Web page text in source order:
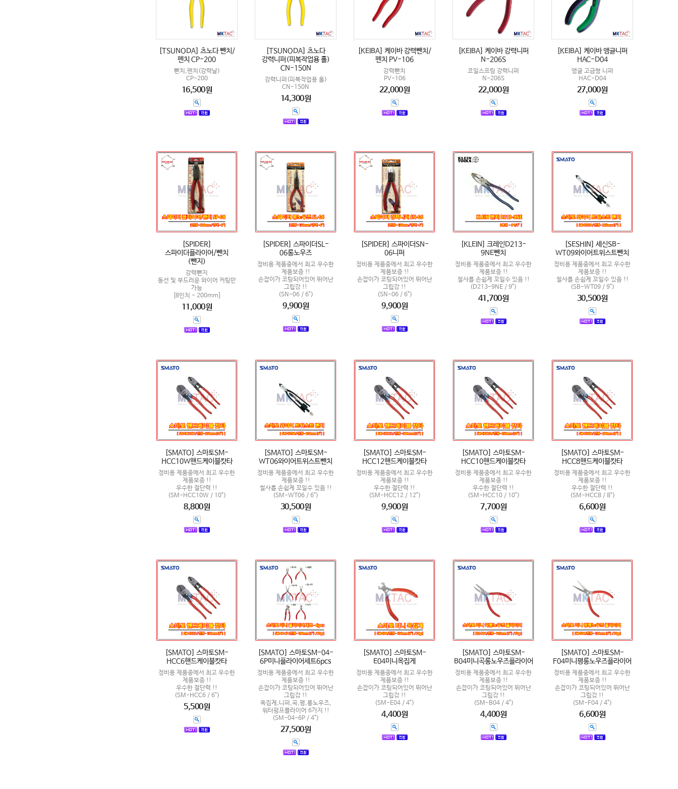
[TSUNODA] 츠노다 뺀치/
펜치 CP-200
뺀치,펜치(강력날)
CP-200
16,500원
[TSUNODA] 츠노다
강력니퍼(피복작업용 홀)
CN-150N
강력니퍼(피복작업용 홀)
CN-150N
14,300원
[KEIBA] 케이바 강력뺀치/
펜치 PV-106
강력뺀치
PV-106
22,000원
[KEIBA] 케이바 강력니퍼
N-206S
코일스프링 강력니퍼
N-206S
22,000원
[KEIBA] 케이바 앵글니퍼
HAC-D04
앵글 고급형 니퍼
HAC-D04
27,000원
[SPIDER]
스파이더플라이어/뺀치
(뺀지)
강력뺀지
동선 및 부드러운 와이어 커팅만
가능
[8인치 - 200mm]
11,000원
[SPIDER] 스파이더SL-
06롱노우즈
정비용 제품중에서 최고 우수한
제품보증 !!
손잡이가 코팅되어있어 뛰어난
그립감 !!
(SN-06 / 6")
9,900원
[SPIDER] 스파이더SN-
06니퍼
정비용 제품중에서 최고 우수한
제품보증 !!
손잡이가 코팅되어있어 뛰어난
그립감 !!
(SN-06 / 6")
9,900원
[KLEIN] 크레인D213-
9NE뺀치
정비용 제품중에서 최고 우수한
제품보증 !!
철사를 손쉽게 꼬일수 있음 !!
(D213-9NE / 9")
41,700원
[SESHIN] 세신SB-
WT09와이어트위스트뺀치
정비용 제품중에서 최고 우수한
제품보증 !!
철사를 손쉽게 꼬일수 있음 !!
(SB-WT09 / 9")
30,500원
[SMATO] 스마토SM-
HCC10W핸드케이블캇타
정비용 제품중에서 최고 우수한
제품보증 !!
우수한 절단력 !!
(SM-HCC10W / 10")
8,800원
[SMATO] 스마토SM-
WT06와이어트위스트뺀치
정비용 제품중에서 최고 우수한
제품보증 !!
철사를 손쉽게 꼬일수 있음 !!
(SM-WT06 / 6")
30,500원
[SMATO] 스마토SM-
HCC12핸드케이블캇타
정비용 제품중에서 최고 우수한
제품보증 !!
우수한 절단력 !!
(SM-HCC12 / 12")
9,900원
[SMATO] 스마토SM-
HCC10핸드케이블캇타
정비용 제품중에서 최고 우수한
제품보증 !!
우수한 절단력 !!
(SM-HCC10 / 10")
7,700원
[SMATO] 스마토SM-
HCC8핸드케이블캇타
정비용 제품중에서 최고 우수한
제품보증 !!
우수한 절단력 !!
(SM-HCC8 / 8")
6,600원
[SMATO] 스마토SM-
HCC6핸드케이블캇타
정비용 제품중에서 최고 우수한
제품보증 !!
우수한 절단력 !!
(SM-HCC6 / 6")
5,500원
[SMATO] 스마토SM-04-
6P미니플라이어세트6pcs
정비용 제품중에서 최고 우수한
제품보증 !!
손잡이가 코팅되어있어 뛰어난
그립감 !!
옥집게,니퍼,곡,평,롱노우즈,
워터펌프플라이어 6가지 !!
(SM-04-6P / 4")
27,500원
[SMATO] 스마토SM-
E04미니옥집게
정비용 제품중에서 최고 우수한
제품보증 !!
손잡이가 코팅되어있어 뛰어난
그립감 !!
(SM-E04 / 4")
4,400원
[SMATO] 스마토SM-
B04미니곡롱노우즈플라이어
정비용 제품중에서 최고 우수한
제품보증 !!
손잡이가 코팅되어있어 뛰어난
그립감 !!
(SM-B04 / 4")
4,400원
[SMATO] 스마토SM-
F04미니평롱노우즈플라이어
정비용 제품중에서 최고 우수한
제품보증 !!
손잡이가 코팅되어있어 뛰어난
그립감 !!
(SM-F04 / 4")
6,600원